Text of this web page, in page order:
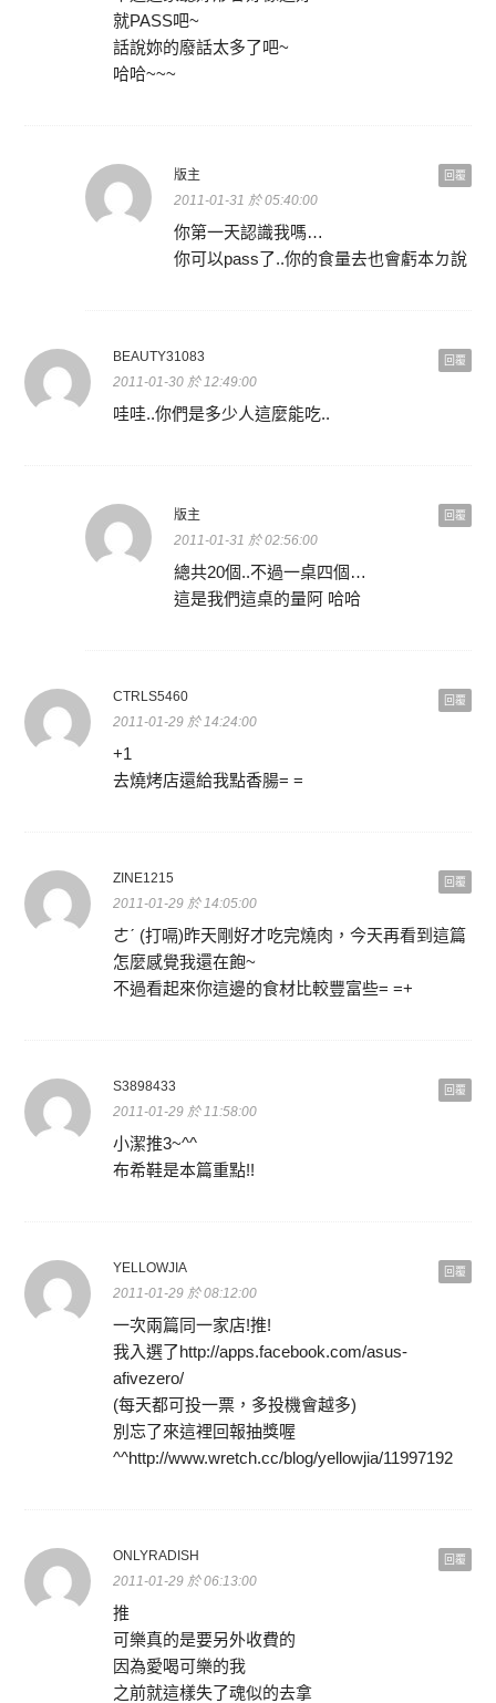
就PASS吧~
話說妳的廢話太多了吧~
哈哈~~~
回覆
版主
2011-01-31 於 05:40:00
你第一天認識我嗎…
你可以pass了..你的食量去也會虧本ㄉ說
回覆
BEAUTY31083
2011-01-30 於 12:49:00
哇哇..你們是多少人這麼能吃..
回覆
版主
2011-01-31 於 02:56:00
總共20個..不過一桌四個…
這是我們這桌的量阿 哈哈
回覆
CTRLS5460
2011-01-29 於 14:24:00
+1
去燒烤店還給我點香腸= =
回覆
ZINE1215
2011-01-29 於 14:05:00
ㄜˊ (打嗝)昨天剛好才吃完燒肉，今天再看到這篇
怎麼感覺我還在飽~
不過看起來你這邊的食材比較豐富些= =+
回覆
S3898433
2011-01-29 於 11:58:00
小潔推3~^^
布希鞋是本篇重點!!
回覆
YELLOWJIA
2011-01-29 於 08:12:00
一次兩篇同一家店!推!
我入選了http://apps.facebook.com/asus-
afivezero/
(每天都可投一票，多投機會越多)
別忘了來這裡回報抽獎喔
^^http://www.wretch.cc/blog/yellowjia/11997192
回覆
ONLYRADISH
2011-01-29 於 06:13:00
推
可樂真的是要另外收費的
因為愛喝可樂的我
之前就這樣失了魂似的去拿